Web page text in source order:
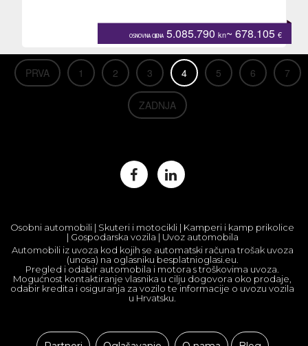
OSNOVNA CIJENA 5.085.790 kn~ 678.105 €
PRVA 1 2 3 4 5 6 7
ZADNJA
Osobni automobili | Skuteri i motocikli | Kamperi i kamp prikolice
| Gospodarska vozila | Uvoz automobila
Automobili iz uvoza kod kojih se automatski računa trošak uvoza
(unosa) na oglasniku besplatnioglasi.eu.
Pregled i odabir automobila i motora s troškovima uvoza.
Mogućnost kontaktiranje vlasnika u cilju dogovora oko prodaje,
odabir kredita i osiguranja za vozilo te informacije o uvozu vozila
u Hrvatsku.